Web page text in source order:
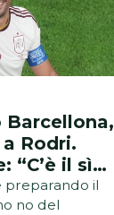
Barcellona,
Rodri.
“C’è il sì
preparando il
no del